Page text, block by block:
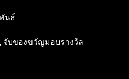
นธ์
จับของขวัญมอบรางวัล